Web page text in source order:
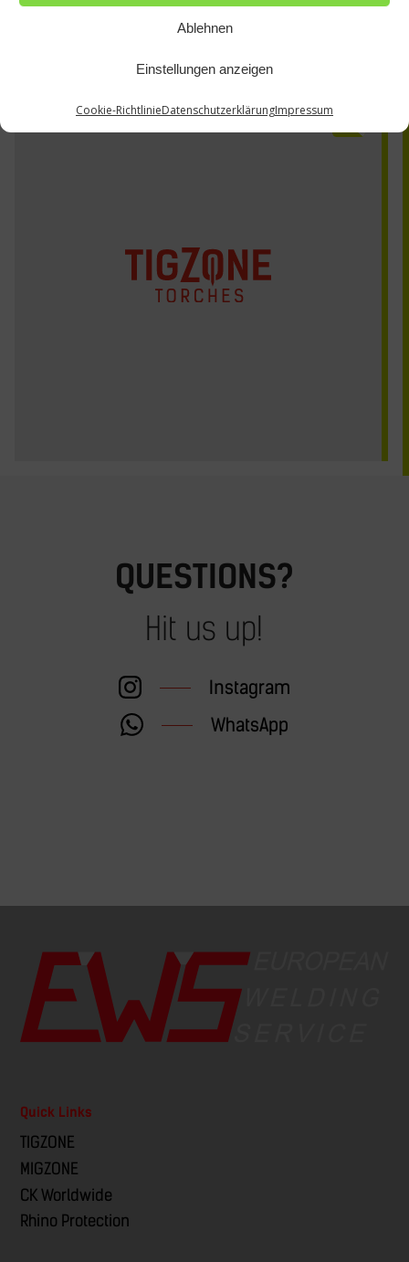
Ablehnen
Einstellungen anzeigen
Cookie-RichtlinieDatenschutzerklärungImpressum
TZ400W-12W-xx
QUESTIONS?
Hit us up!
Instagram
WhatsApp
Quick Links
TIGZONE
MIGZONE
CK Worldwide
Rhino Protection